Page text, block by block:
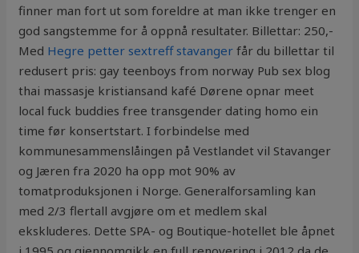
finner man fort ut som foreldre at man ikke trenger en
god sangstemme for å oppnå resultater. Billettar: 250,-
Med Hegre petter sextreff stavanger får du billettar til
redusert pris: gay teenboys from norway Pub sex blog
thai massasje kristiansand kafé Dørene opnar meet
local fuck buddies free transgender dating homo ein
time før konsertstart. I forbindelse med
kommunesammenslåingen på Vestlandet vil Stavanger
og Jæren fra 2020 ha opp mot 90% av
tomatproduksjonen i Norge. Generalforsamling kan
med 2/3 flertall avgjøre om et medlem skal
ekskluderes. Dette SPA- og Boutique-hotellet ble åpnet